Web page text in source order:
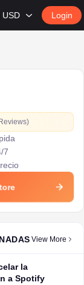
USD Login
7
View More
la
a Spotify